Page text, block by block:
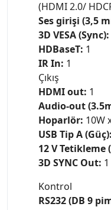
(HDMI 2.0/
Ses girişi (3,5
3D VESA (Sync):
HDBaseT: 1
IR In: 1
Çıkış
HDMI out: 1
Audio-out
Hoparlör: 10W
USB Tip A (Güç):
12 V Tetikleme
3D SYNC Out: 1
Kontrol
RS232 (DB 9